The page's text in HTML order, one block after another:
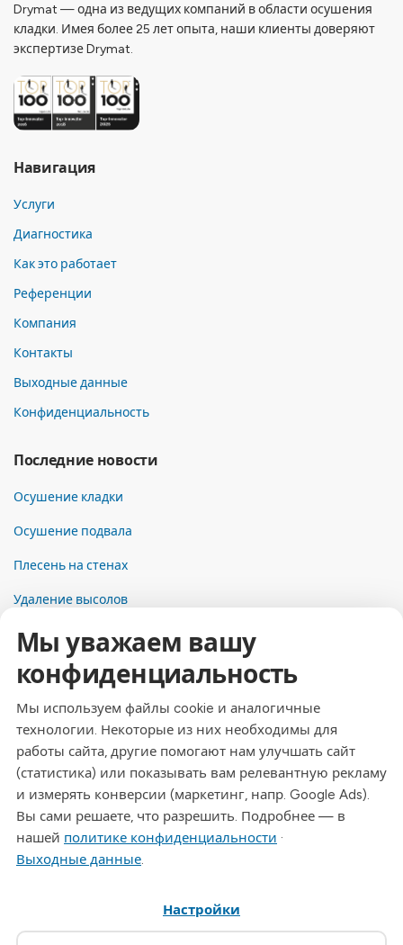
Drymat — одна из ведущих компаний в области осушения
кладки. Имея более 25 лет опыта, наши клиенты доверяют
экспертизе Drymat.
Навигация
Услуги
Диагностика
Как это работает
Референции
Компания
Контакты
Выходные данные
Конфиденциальность
Последние новости
Осушение кладки
Осушение подвала
Плесень на стенах
Удаление высолов
Контакты
Адрес
Dresdner Straße 24, 09577 Niederwiesa
Телефон
+49 (0)3726 - 720 560
Эл. почта
info@drymat.de
Часы работы
Пн-Пт: 08:00 - 15:00
Мы уважаем вашу
конфиденциальность
Мы используем файлы cookie и аналогичные
технологии. Некоторые из них необходимы для
работы сайта, другие помогают нам улучшать сайт
(статистика) или показывать вам релевантную рекламу
и измерять конверсии (маркетинг, напр. Google Ads).
Вы сами решаете, что разрешить. Подробнее — в
нашей политике конфиденциальности ·
Выходные данные.
Настройки